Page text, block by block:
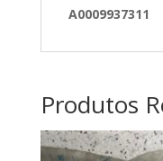
A0009937311
Produtos